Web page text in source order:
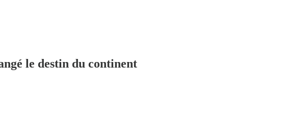
le destin du continent